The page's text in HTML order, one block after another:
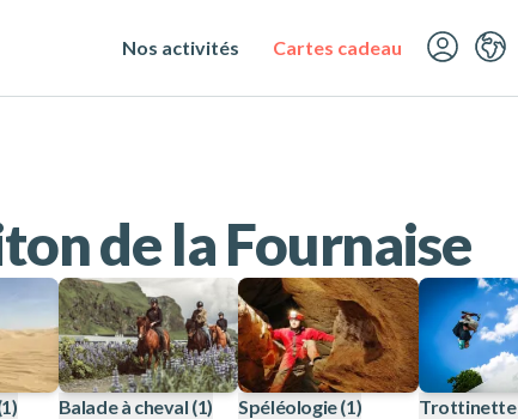
Nos activités Cartes cadeau
de la Fournaise
Balade à cheval (1) Spéléologie(1) Trottinette